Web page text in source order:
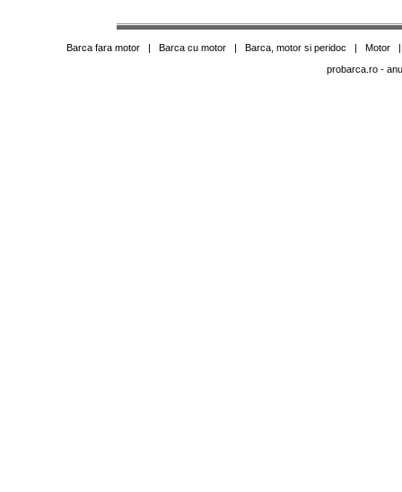
Barca fara motor| Barca cu motor| Barca, motor si peridoc | Motor
probarca.ro-